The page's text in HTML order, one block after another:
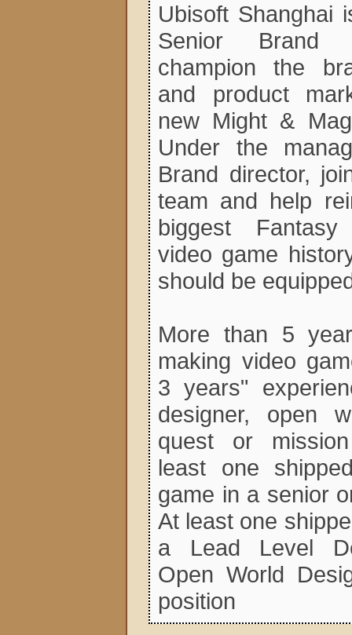
Ubisoft Shanghai
Senior Brand
champion the
and product
new Might &
Under the
Brand director,
team and help
biggest
video game
should be
More than 5
making video
3 years"
designer, open
quest or
least one
game in a senior
At least one
a Lead Level
Open World
position